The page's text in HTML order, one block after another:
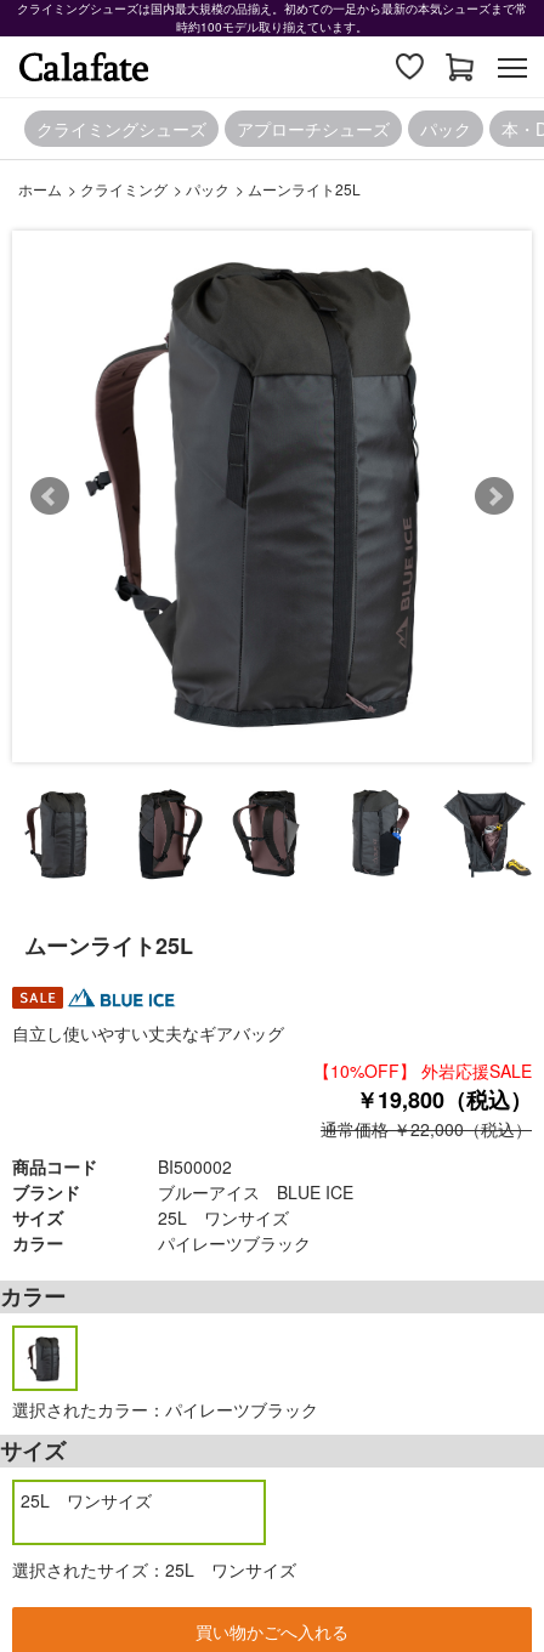
クライミングシューズは国内最大規模の品揃え。初めての一足から最新の本気シューズまで常
時約100モデル取り揃えています。
クライミングシューズ アプローチシューズ パック 本・
ホーム > クライミング > パック > ムーンライト25L
ムーンライト25L
自立し使いやすい丈夫なギアバッグ
【10%OFF】 外岩応援SALE
￥19,800（税込）
通常価格 ￥22,000（税込）
商品コード
BI500002
ブランド
ブルーアイス BLUE ICE
サイズ
25L ワンサイズ
カラー
パイレーツブラック
カラー
選択されたカラー：パイレーツブラック
サイズ
25L ワンサイズ
選択されたサイズ：25L ワンサイズ